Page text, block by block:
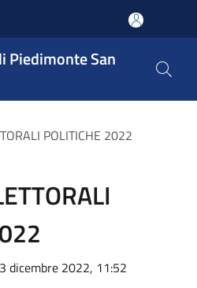
Piedimonte San
POLITICHE 2022
dicembre 2022, 11:52